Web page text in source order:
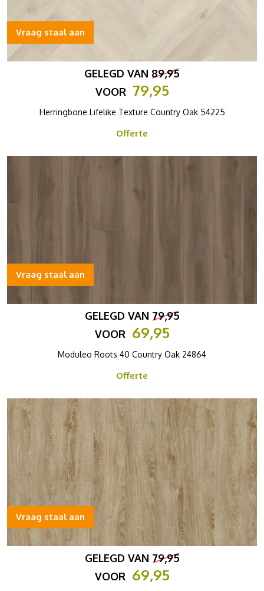
GELEGD VAN 89,95
VOOR 79,95
Herringbone Lifelike Texture Country Oak 54225
Offerte
Vraag staal aan
GELEGD VAN 79,95
VOOR 69,95
Moduleo Roots 40 Country Oak 24864
Offerte
Vraag staal aan
GELEGD VAN 79,95
VOOR 69,95
Vraag staal aan